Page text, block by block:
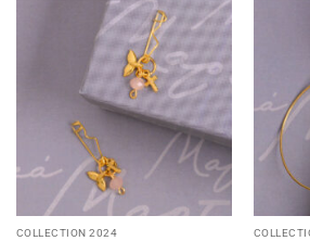
COLLECTION 2024